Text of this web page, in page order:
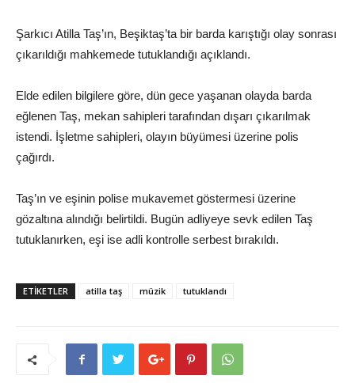
Şarkıcı Atilla Taş’ın, Beşiktaş’ta bir barda karıştığı olay sonrası
çıkarıldığı mahkemede tutuklandığı açıklandı.
Elde edilen bilgilere göre, dün gece yaşanan olayda barda
eğlenen Taş, mekan sahipleri tarafından dışarı çıkarılmak
istendi. İşletme sahipleri, olayın büyümesi üzerine polis
çağırdı.
Taş’ın ve eşinin polise mukavemet göstermesi üzerine
gözaltına alındığı belirtildi. Bugün adliyeye sevk edilen Taş
tutuklanırken, eşi ise adli kontrolle serbest bırakıldı.
ETİKETLER atilla taş müzik tutuklandı